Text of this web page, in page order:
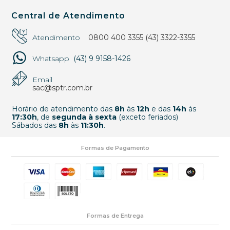
Central de Atendimento
Atendimento 0800 400 3355 (43) 3322-3355
Whatsapp (43) 9 9158-1426
Email
sac@sptr.com.br
Horário de atendimento das 8h às 12h e das 14h às
17:30h, de segunda à sexta(exceto feriados)
Sábados das 8h às 11:30h.
Formas de Pagamento
Formas de Entrega